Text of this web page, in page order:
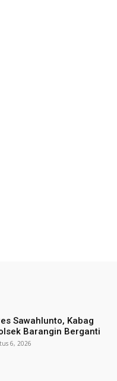
Sawahlunto, Kabag
Barangin Berganti
6, 2026